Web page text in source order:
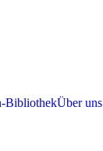
BibliothekÜber uns